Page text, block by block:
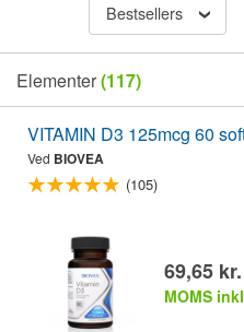
Bestsellers
Elementer(117)
VITAMIN D3 125mcg 60
Ved BIOVEA
(105)
69,65 kr.
MOMS